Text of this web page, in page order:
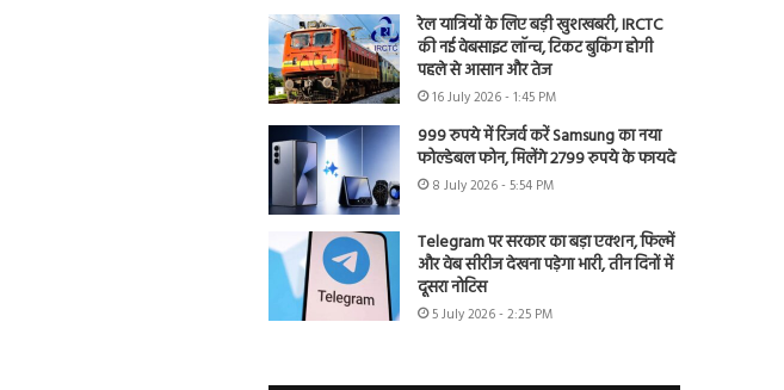
रेल यात्रियों के लिए बड़ी खुशखबरी, IRCTC
की नई वेबसाइट लॉन्च, टिकट बुकिंग होगी
पहले से आसान और तेज
16 July 2026 - 1:45 PM
999 रुपये में रिजर्व करें Samsung का नया
फोल्डेबल फोन, मिलेंगे 2799 रुपये के फायदे
8 July 2026 - 5:54 PM
Telegram पर सरकार का बड़ा एक्शन, फिल्में
और वेब सीरीज देखना पड़ेगा भारी, तीन दिनों में
दूसरा नोटिस
5 July 2026 - 2:25 PM